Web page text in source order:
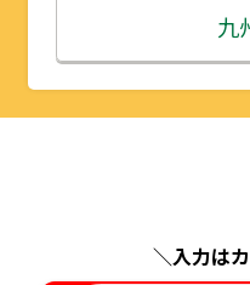
九
＼入力は